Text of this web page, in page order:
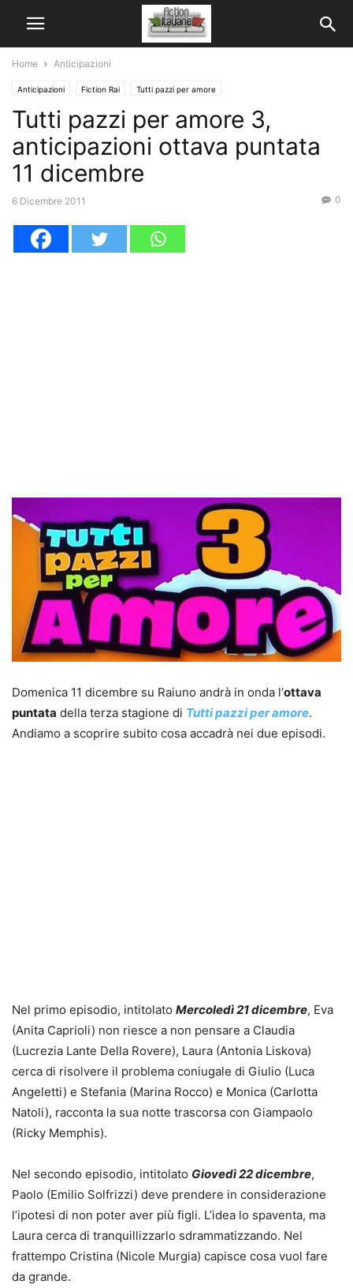
Home Anticipazioni
Anticipazioni Fiction Rai Tutti pazzi per amore
Tutti pazzi per amore 3,
anticipazioni ottava puntata
11 dicembre
6 Dicembre 2011 0
Domenica 11 dicembre su Raiuno andrà in onda l’ottava
puntata della terza stagione di Tutti pazzi per amore.
Andiamo a scoprire subito cosa accadrà nei due episodi.
Nel primo episodio, intitolato Mercoledì 21 dicembre, Eva
(Anita Caprioli) non riesce a non pensare a Claudia
(Lucrezia Lante Della Rovere), Laura (Antonia Liskova)
cerca di risolvere il problema coniugale di Giulio (Luca
Angeletti) e Stefania (Marina Rocco) e Monica (Carlotta
Natoli), racconta la sua notte trascorsa con Giampaolo
(Ricky Memphis).
Nel secondo episodio, intitolato Giovedì 22 dicembre,
Paolo (Emilio Solfrizzi) deve prendere in considerazione
l’ipotesi di non poter aver più figli. L’idea lo spaventa, ma
Laura cerca di tranquillizzarlo sdrammatizzando. Nel
frattempo Cristina (Nicole Murgia) capisce cosa vuol fare
da grande.